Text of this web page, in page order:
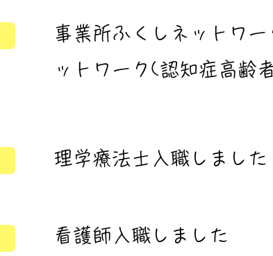
事業所ふくしネットワー
ットワーク(認知症高齢
理学療法士入職しました
看護師入職しました